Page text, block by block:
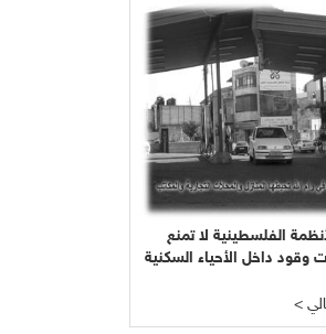
الفلسطينية لا تمنع
وقود داخل الأحياء السكنية